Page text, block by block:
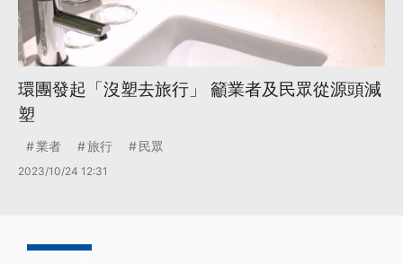
環團發起「沒塑去旅行」 籲業者及民眾從源頭減
塑
業者 旅行 民眾
2023/10/24 12:31